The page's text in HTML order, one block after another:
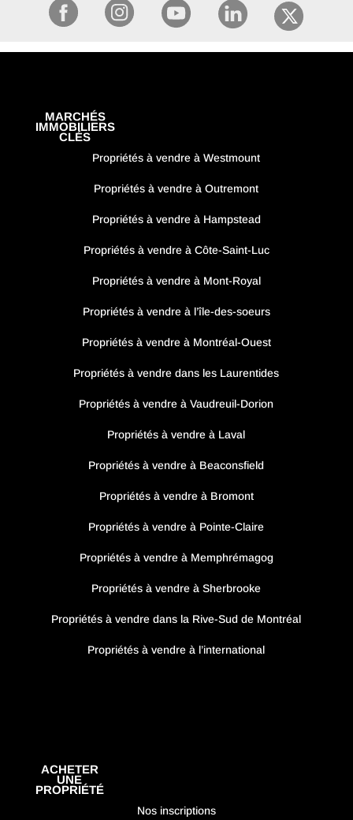
MARCHÉS
IMMOBILIERS
CLÉS
Propriétés à vendre à Westmount
Propriétés à vendre à Outremont
Propriétés à vendre à Hampstead
Propriétés à vendre à Côte-Saint-Luc
Propriétés à vendre à Mont-Royal
Propriétés à vendre à l’île-des-soeurs
Propriétés à vendre à Montréal-Ouest
Propriétés à vendre dans les Laurentides
Propriétés à vendre à Vaudreuil-Dorion
Propriétés à vendre à Laval
Propriétés à vendre à Beaconsfield
Propriétés à vendre à Bromont
Propriétés à vendre à Pointe-Claire
Propriétés à vendre à Memphrémagog
Propriétés à vendre à Sherbrooke
Propriétés à vendre dans la Rive-Sud de Montréal
Propriétés à vendre à l’international
ACHETER
UNE
PROPRIÉTÉ
Nos inscriptions